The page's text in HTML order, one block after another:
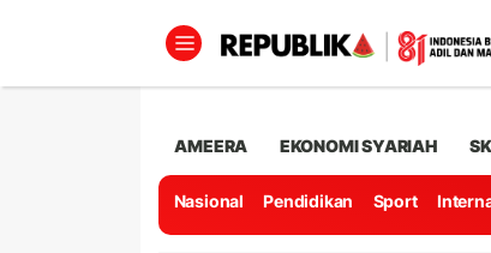
AMEERA EKONOMI SYARIAH
Nasional Pendidikan Sport